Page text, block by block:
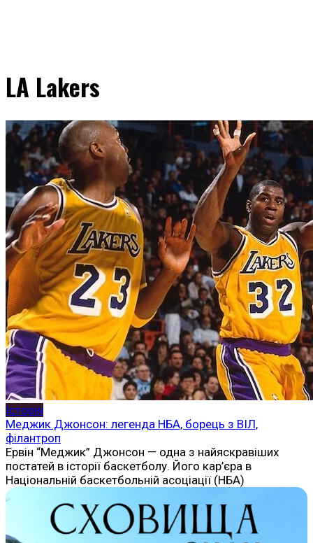
LA Lakers
Історія
Меджик Джонсон: легенда НБА, борець з ВІЛ,
філантроп
Ервін “Меджик” Джонсон — одна з найяскравіших
постатей в історії баскетболу. Його кар’єра в
Національній баскетбольній асоціації (НБА)